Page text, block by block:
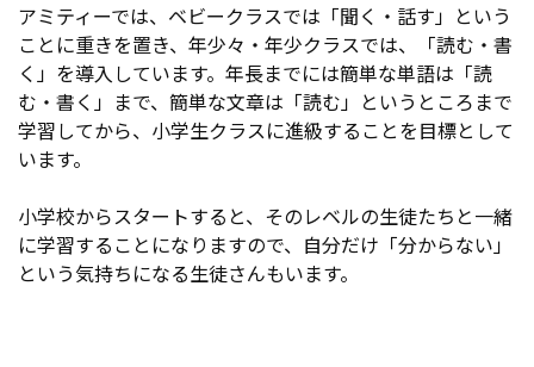
アミティーでは、ベビークラスでは「聞く・話す」という
ことに重きを置き、年少々・年少クラスでは、「読む・書
く」を導入しています。年長までには簡単な単語は「読
む・書く」まで、簡単な文章は「読む」というところまで
学習してから、小学生クラスに進級することを目標として
います。
小学校からスタートすると、そのレベルの生徒たちと一緒
に学習することになりますので、自分だけ「分からない」
という気持ちになる生徒さんもいます。